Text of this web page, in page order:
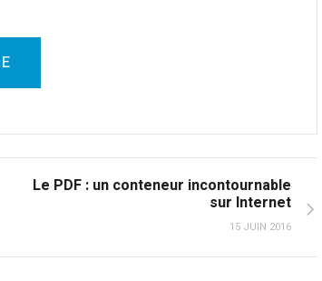
Le PDF : un conteneur incontournable
sur Internet
15 JUIN 2016